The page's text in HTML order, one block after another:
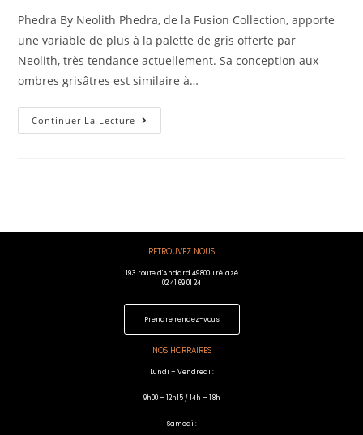
Phedra By Neolith Phedra, de la Fusion Collection, apporte
une variable de plus à la palette de gris offerte par
Neolith, très tendance actuellement. Sa conception aux
ombres grisâtres est similaire à…
Continuer La Lecture
RETROUVEZ NOUS
193 route d'Andard 49800 Trélazé
02 41 69 01 24
Prendre rendez-vous
NOS HORRAIRES
Lundi – Vendredi :
9h00 – 12h15 / 14h – 18h
Samedi :